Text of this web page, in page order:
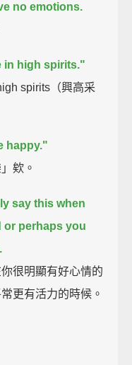
no emotions.
in high spirits."
spirits（興高采
happy."
欸。
say this when
or perhaps you
很明顯有好心情的
更有活力的時候。